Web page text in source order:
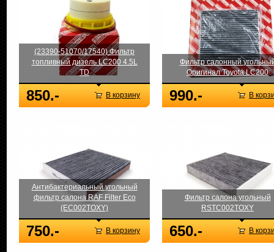
(23390-51070/17540) Фильтр
топливный дизель LC200 4.5L
TD
850.- В корзину
Фильтр салонный
Оригинал Toyota LC200
990.- В
Антибактериальный угольный
фильтр салона RAF Filter Eco
(EC002TOXY)
750.- В корзину
Фильтр салона угольный
RSTC002TOXY
650.- В